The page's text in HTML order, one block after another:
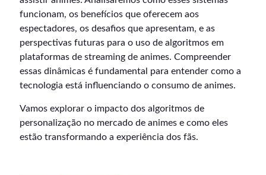
funcionam, os benefícios que oferecem aos
espectadores, os desafios que apresentam, e as
perspectivas futuras para o uso de algoritmos em
plataformas de streaming de animes. Compreender
essas dinâmicas é fundamental para entender como a
tecnologia está influenciando o consumo de animes.
Vamos explorar o impacto dos algoritmos de
personalização no mercado de animes e como eles
estão transformando a experiência dos fãs.